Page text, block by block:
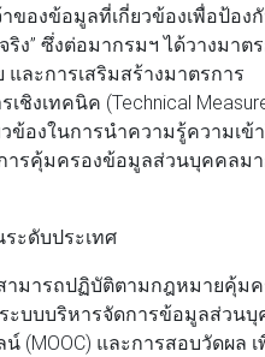
ของข้อมูลที่เกี่ยวข้องเพื่อป้อง
ง” ซึ่งต่อมากรมฯ ได้วางมาต
ละการเสริมสร้างมาตรการ
ชิงเทคนิค (Technical
ข้องในการนำความรู้ความเข้
ารคุ้มครองข้อมูลส่วนบุคคลมา
ะดับประเทศ
ามารถปฏิบัติตามกฎหมายคุ้มค
ะบบบริหารจัดการข้อมูลส่วนบุ
และการสอบวัดผล เ